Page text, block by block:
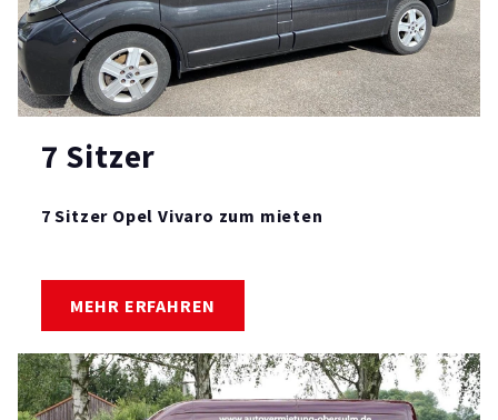
7 Sitzer
7 Sitzer Opel Vivaro zum mieten
MEHR ERFAHREN